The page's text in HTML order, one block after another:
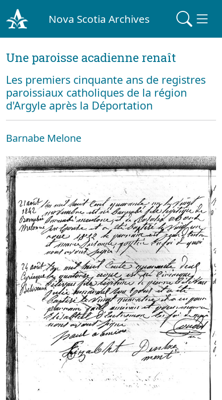
Nova Scotia Archives
Une paroisse acadienne renaît
Les premiers cinquante ans de registres
paroissiaux catholiques de la région
d'Argyle après la Déportation
Barnabe Melone